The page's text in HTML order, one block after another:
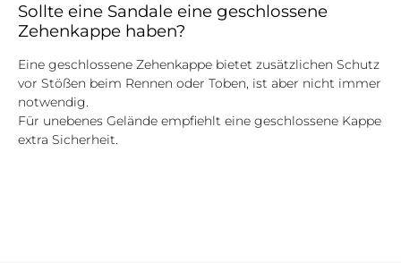
Sollte eine Sandale eine geschlossene
Zehenkappe haben?
Eine geschlossene Zehenkappe bietet zusätzlichen Schutz
vor Stößen beim Rennen oder Toben, ist aber nicht immer
notwendig.
Für unebenes Gelände empfiehlt eine geschlossene Kappe
extra Sicherheit.